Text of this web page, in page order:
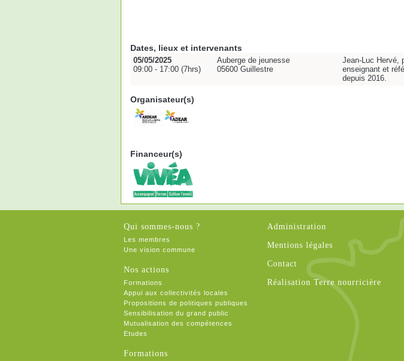
Dates, lieux et intervenants
05/05/2025
09:00 - 17:00 (7hrs)
Auberge de jeunesse
05600 Guillestre
Jean-Luc Hervé,
enseignant et
depuis 2016.
Organisateur(s)
Financeur(s)
Qui sommes-nous ?
Les membres
Une vision commune
Nos actions
Formations
Appui aux collectivités locales
Propositions de politiques publiques
Sensibilisation du grand public
Mutualisation des compétences
Etudes
Formations
Administration
Mentions légales
Contact
Réalisation Terre nourricière